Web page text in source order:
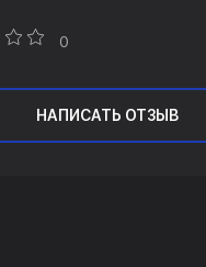
0
НАПИСАТЬ ОТЗЫВ